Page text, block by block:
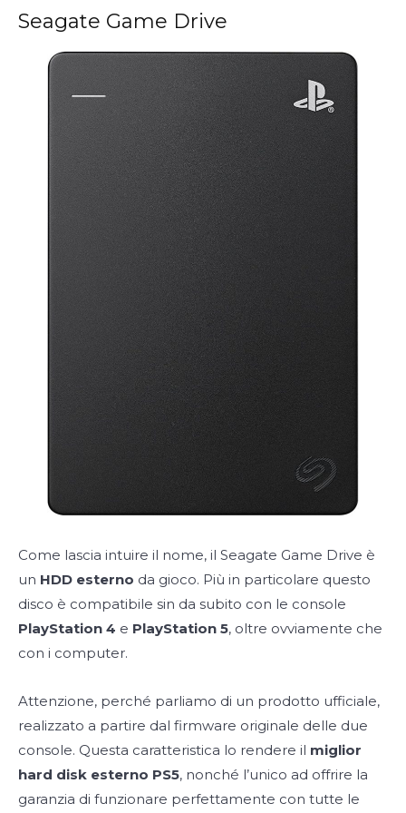
Seagate Game Drive
Come lascia intuire il nome, il Seagate Game Drive è
un HDD esterno da gioco. Più in particolare questo
disco è compatibile sin da subito con le console
PlayStation 4 e PlayStation 5, oltre ovviamente che
con i computer.
Attenzione, perché parliamo di un prodotto ufficiale,
realizzato a partire dal firmware originale delle due
console. Questa caratteristica lo rendere il miglior
hard disk esterno PS5, nonché l’unico ad offrire la
garanzia di funzionare perfettamente con tutte le